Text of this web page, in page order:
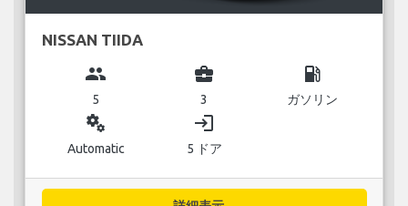
NISSAN TIIDA
group
5
business_center
3
local_gas_station
ガソリン
miscellaneous_services
Automatic
login
5 ドア